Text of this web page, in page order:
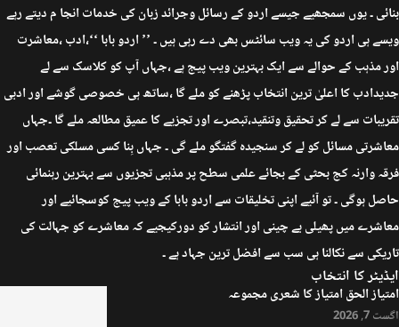
بنائی ۔ یوں سمجھیے جیسے اردو کے رسائل وجرائد زبان کی خدمات انجا م دیتے رہے
ویسے ہی اردو کی یہ ویب سائٹس بھی دے رہی ہیں ۔ ’’ اردو بابا ‘‘،ادب ،معاشرت
اور مذہب کے حوالے سے ایک بہترین ویب پیج ہے ،جہاں آپ کو کلاسک سے لے
جدیدادب کا اعلیٰ ترین انتخاب پڑھنے کو ملے گا ،ساتھ ہی خصوصی گوشے اور ادبی
تقریبات سے لے کر تحقیق وتنقید،تبصرے اور تجزیے کا عمیق مطالعہ ملے گا ۔جہاں
معاشرتی مسائل کو لے کر سنجیدہ گفتگو ملے گی ۔ جہاں بِنا کسی مسلکی تعصب اور
فرقہ وارنہ کج بحثی کے بجائے علمی سطح پر مذہبی تجزیوں سے بہترین رہنمائی
حاصل ہوگی ۔ تو آئیے اپنی تخلیقات سے اردو بابا کے ویب پیج کوسجائیے اور
معاشرے میں پھیلی بے چینی اور انتشار کو دورکیجیے کہ معاشرے کو جہالت کی
تاریکی سے نکالنا ہی سب سے افضل ترین جہاد ہے ۔
ایڈیٹر کا انتخاب
امتیاز الحق امتیاز کا شعری مجموعہ
اگست 7, 2026